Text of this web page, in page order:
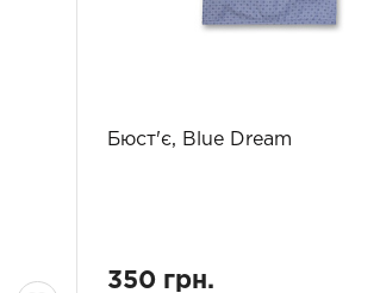
Бюст'є, Blue Dream
350 грн.